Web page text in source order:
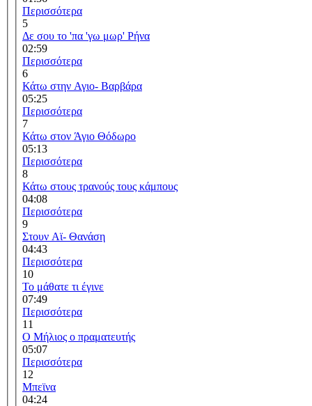
Περισσότερα
5
Δε σου το 'πα 'γω μωρ' Ρήνα
02:59
Περισσότερα
6
Κάτω στην Αγιο- Βαρβάρα
05:25
Περισσότερα
7
Κάτω στον Άγιο Θόδωρο
05:13
Περισσότερα
8
Κάτω στους τρανούς τους κάμπους
04:08
Περισσότερα
9
Στουν Αϊ- Θανάση
04:43
Περισσότερα
10
Το μάθατε τι έγινε
07:49
Περισσότερα
11
Ο Μήλιος ο πραματευτής
05:07
Περισσότερα
12
Μπεϊνα
04:24